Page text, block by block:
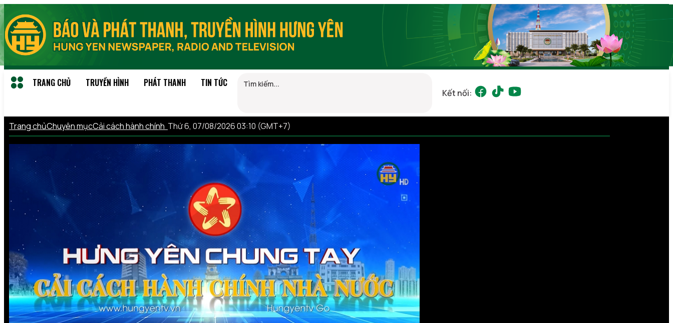
TRANG CHỦ TRUYỀN HÌNH PHÁT THANH TIN TỨC
Kết nối:
Trang chủChuyên mụcCải cách hành chính Thứ 6, 07/08/2026 03:10 (GMT+7)